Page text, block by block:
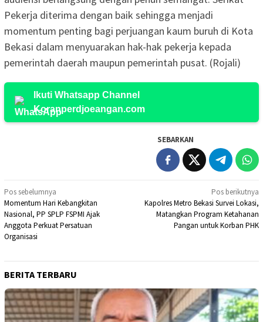
Pekerja diterima dengan baik sehingga menjadi
momentum penting bagi perjuangan kaum buruh di Kota
Bekasi dalam menyuarakan hak-hak pekerja kepada
pemerintah daerah maupun pemerintah pusat. (Rojali)
Ikuti Whatsapp Channel
Koranperdjoeangan.com
SEBARKAN
Navigasi
pos
Pos sebelumnya
Momentum Hari Kebangkitan
Nasional, PP SPLP FSPMI Ajak
Anggota Perkuat Persatuan
Organisasi
Pos berikutnya
Kapolres Metro Bekasi Survei Lokasi,
Matangkan Program Ketahanan
Pangan untuk Korban PHK
BERITA TERBARU